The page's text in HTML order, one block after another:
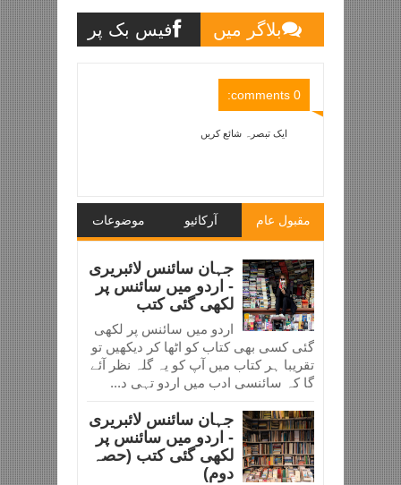
بلاگر میں
فیس بک پر
0 comments:
ایک تبصرہ شائع کریں
مقبول عام آرکائیو موضوعات
جہان سائنس لائبریری
- اردو میں سائنس پر
لکھی گئی کتب
اردو میں سائنس پر لکھی
گئی کسی بھی کتاب کو اٹھا کر دیکھیں تو
تقریبا ہر کتاب میں آپ کو یہ گلہ نظر آئے
گا کہ سائنسی ادب میں اردو تہی د...
جہان سائنس لائبریری
- اردو میں سائنس پر
لکھی گئی کتب (حصہ
دوم)